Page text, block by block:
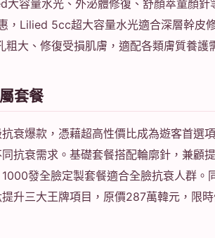
容量水光、外泌體修復、舒顏萃童顏針
，Lilied 5cc超大容量水光適合深層幹皮
大、修復受損肌膚，適配各類膚質養護
套餐
衰爆款，憑藉超高性價比成為遊客首選
抗衰需求。基礎套餐搭配輪廓針，兼顧
發全臉定製套餐適合全臉抗衰人群。
升三大王牌項目，原價287萬韓元，限